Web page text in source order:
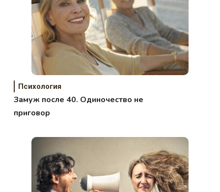
Психология
Замуж после 40. Одиночество не
приговор